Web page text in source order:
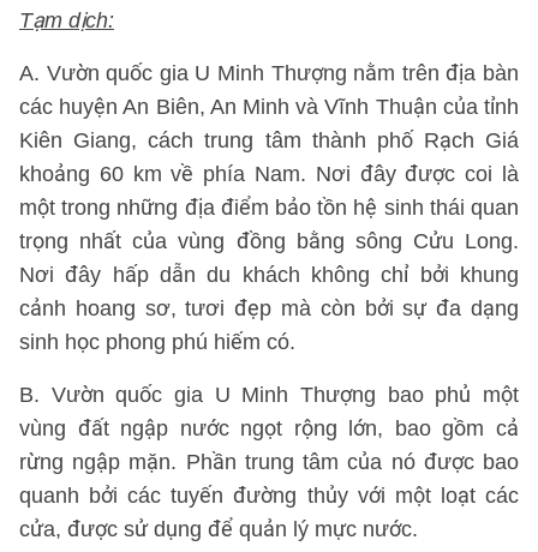
Tạm dịch:
A. Vườn quốc gia U Minh Thượng nằm trên địa bàn
các huyện An Biên, An Minh và Vĩnh Thuận của tỉnh
Kiên Giang, cách trung tâm thành phố Rạch Giá
khoảng 60 km về phía Nam. Nơi đây được coi là
một trong những địa điểm bảo tồn hệ sinh thái quan
trọng nhất của vùng đồng bằng sông Cửu Long.
Nơi đây hấp dẫn du khách không chỉ bởi khung
cảnh hoang sơ, tươi đẹp mà còn bởi sự đa dạng
sinh học phong phú hiếm có.
B. Vườn quốc gia U Minh Thượng bao phủ một
vùng đất ngập nước ngọt rộng lớn, bao gồm cả
rừng ngập mặn. Phần trung tâm của nó được bao
quanh bởi các tuyến đường thủy với một loạt các
cửa, được sử dụng để quản lý mực nước.